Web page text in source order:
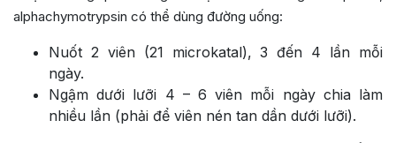
alphachymotrypsin có thể dùng đường uống:
Nuốt 2 viên (21 microkatal), 3 đến 4 lần mỗi
ngày.
Ngậm dưới lưỡi 4 – 6 viên mỗi ngày chia làm
nhiều lần (phải để viên nén tan dần dưới lưỡi).